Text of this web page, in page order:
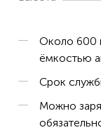
Около 600
ёмкостью
Срок
Можно